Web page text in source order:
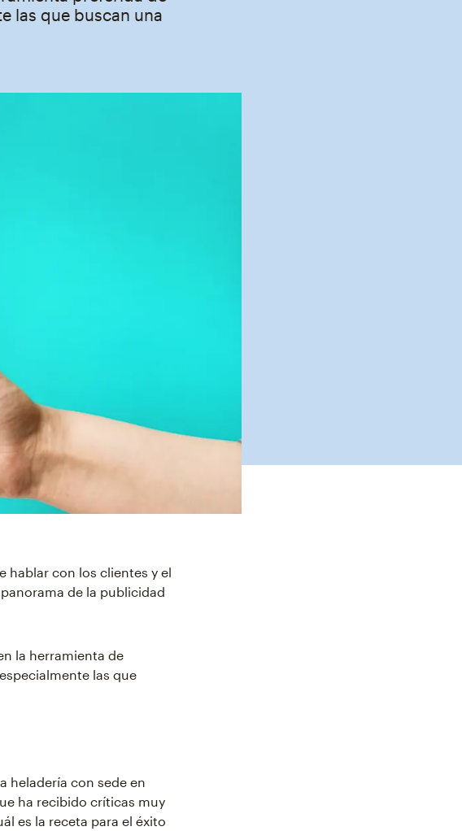
las que buscan una
hablar con los clientes y el
de la publicidad
la herramienta de
las que
heladería con sede en
ha recibido críticas muy
es la receta para el éxito